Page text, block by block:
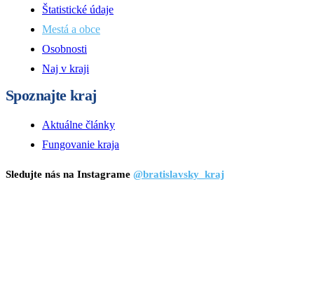
Štatistické údaje
Mestá a obce
Osobnosti
Naj v kraji
Spoznajte kraj
Aktuálne články
Fungovanie kraja
Sledujte nás na Instagrame @bratislavsky_kraj